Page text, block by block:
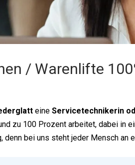
/ Warenlifte
eine Servicetechnikerin
zu 100 Prozent arbeitet, dabei in
bei uns steht jeder Mensch an